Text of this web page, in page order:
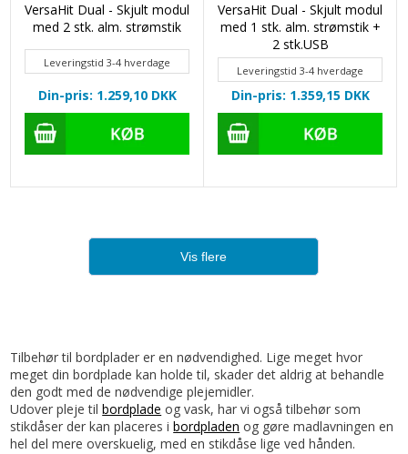
VersaHit Dual - Skjult modul
med 2 stk. alm. strømstik
Leveringstid 3-4 hverdage
Din-pris: 1.259,10 DKK
VersaHit Dual - Skjult modul
med 1 stk. alm. strømstik +
2 stk.USB
Leveringstid 3-4 hverdage
Din-pris: 1.359,15 DKK
Vis flere
Tilbehør til bordplader er en nødvendighed. Lige meget hvor
meget din bordplade kan holde til, skader det aldrig at behandle
den godt med de nødvendige plejemidler.
Udover pleje tilbordplade og vask, har vi også tilbehør som
stikdåser der kan placeres ibordpladen og gøre madlavningen en
hel del mere overskuelig, med en stikdåse lige ved hånden.